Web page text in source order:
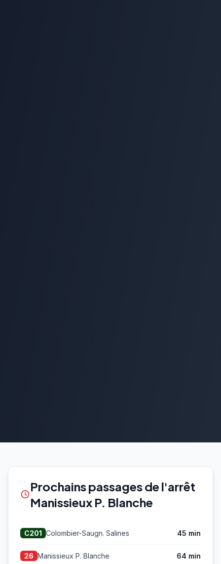
Prochains passages de l'arrêt
Manissieux P. Blanche
C201 Colombier-Saugn. Salines 45 min
26 Manissieux P. Blanche 64 min